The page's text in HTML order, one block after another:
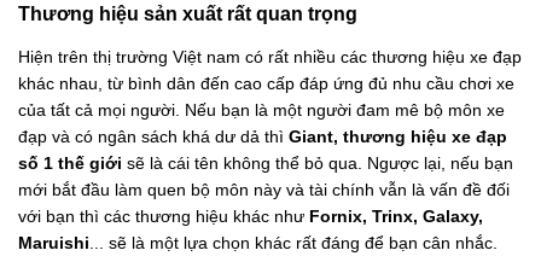
Thương hiệu sản xuất rất quan trọng
Hiện trên thị trường Việt nam có rất nhiều các thương hiệu xe đạp
khác nhau, từ bình dân đến cao cấp đáp ứng đủ nhu cầu chơi xe
của tất cả mọi người. Nếu bạn là một người đam mê bộ môn xe
đạp và có ngân sách khá dư dả thì Giant, thương hiệu xe đạp
số 1 thế giới sẽ là cái tên không thể bỏ qua. Ngược lại, nếu bạn
mới bắt đầu làm quen bộ môn này và tài chính vẫn là vấn đề đối
với bạn thì các thương hiệu khác như Fornix, Trinx, Galaxy,
Maruishi... sẽ là một lựa chọn khác rất đáng để bạn cân nhắc.